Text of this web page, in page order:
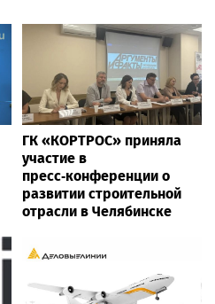
ГК «КОРТРОС» приняла
участие в
пресс‑конференции о
развитии строительной
отрасли в Челябинске